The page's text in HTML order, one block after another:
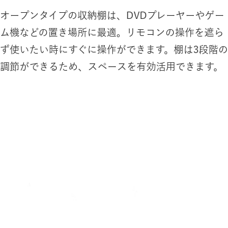
オープンタイプの収納棚は、DVDプレーヤーやゲー
ム機などの置き場所に最適。リモコンの操作を遮ら
ず使いたい時にすぐに操作ができます。棚は3段階の
調節ができるため、スペースを有効活用できます。